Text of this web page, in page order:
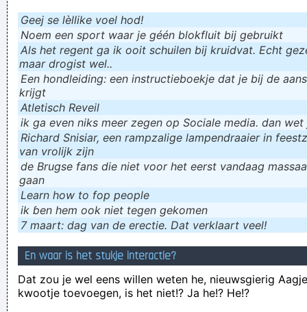
opteruimen.Dat vind Ik
Verknoei je tijd op een nuttige manier!
Geej se lèllike voel hod!
Geej se lèllike voel hod!
Noem een sport waar je géén blokfluit bij gebruikt
Als het regent ga ik ooit schuilen bij kruidvat. Echt
maar drogist wel..
Een hondleiding: een instructieboekje dat je bij de
krijgt
Atletisch Reveil
ik ga even niks meer zegen op Sociale media. dan
Richard Snisiar, een rampzalige lampendraaier in
van vrolijk zijn
de Brugse fans die niet voor het eerst vandaag
gaan
Learn how to fop people
ik ɓen hem ook niet tegen gekomen
7 maart: dag van de erectie. Dat verklaart veel!
En waar is het stukje interactie?
Dat zou je wel eens willen weten he, nieuwsgierig
kwootje toevoegen, is het niet!? Ja he!? He!?